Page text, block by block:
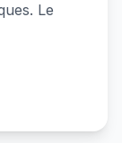
Le